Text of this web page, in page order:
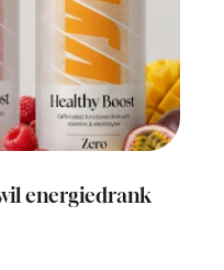
energiedrank